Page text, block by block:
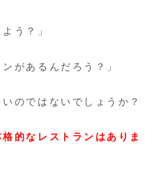
う？」
があるんだろう？」
のではないでしょうか？
的なレストランはありま